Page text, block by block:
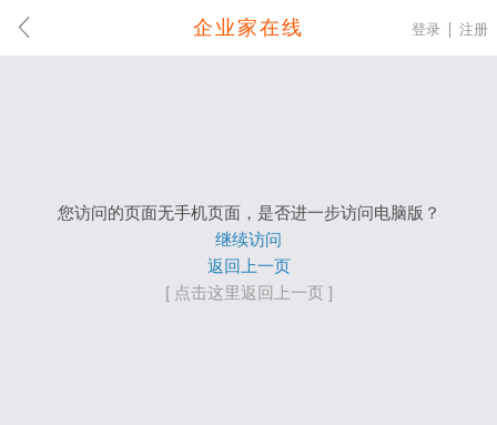
企业家在线 登录 注册
您访问的页面无手机页面，是否进一步访问电脑版？
继续访问
返回上一页
[ 点击这里返回上一页 ]